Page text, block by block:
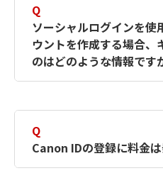
す。詳しい作成方法は
何ですか？Canon ID
ださい。
Q
ソーシャルログインを使
ウントを作成する場合、
のはどのような情報です
択したサービスから
簡単に作成できるよ
Canon IDの登録フォ
Q
Canon IDの登録に料金